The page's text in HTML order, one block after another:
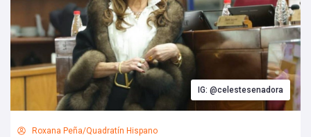
IG: @celestesenadora
Roxana Peña/Quadratín Hispano